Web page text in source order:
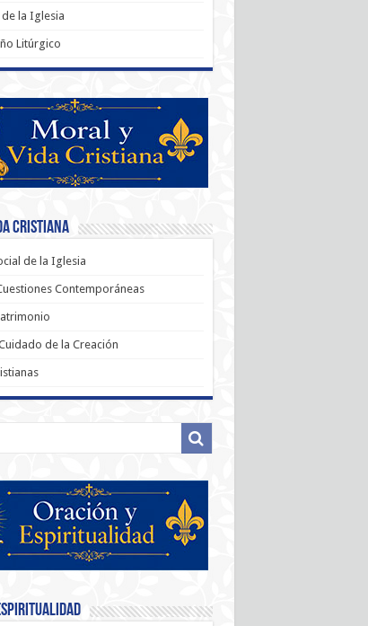
la Iglesia
Litúrgico
Cristiana
de la Iglesia
Contemporáneas
de la Creación